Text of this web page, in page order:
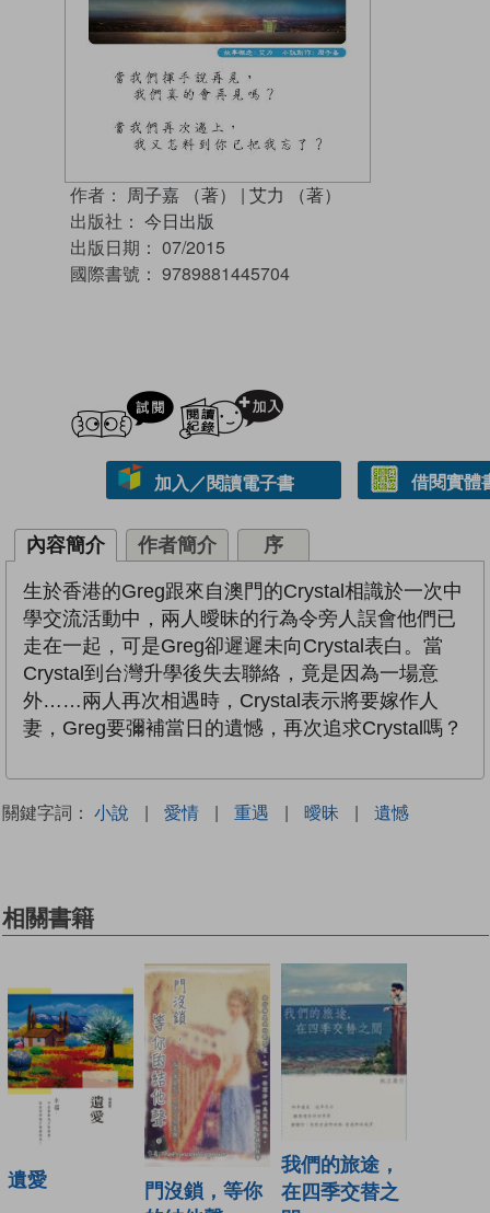
作者： 周子嘉 （著） | 艾力 （著）
出版社： 今日出版
出版日期： 07/2015
國際書號： 9789881445704
試閲
加入／閱讀電子書 借閱實體
內容簡介 作者簡介 序
生於香港的Greg跟來自澳門的Crystal相識於一次中
學交流活動中，兩人曖昧的行為令旁人誤會他們已
走在一起，可是Greg卻遲遲未向Crystal表白。當
Crystal到台灣升學後失去聯絡，竟是因為一場意
外……兩人再次相遇時，Crystal表示將要嫁作人
妻，Greg要彌補當日的遺憾，再次追求Crystal嗎？
關鍵字詞： 小說 | 愛情 | 重遇 | 曖昧 | 遺憾
相關書籍
遺愛
門沒鎖，等你
我們的旅途，
在四季交替之